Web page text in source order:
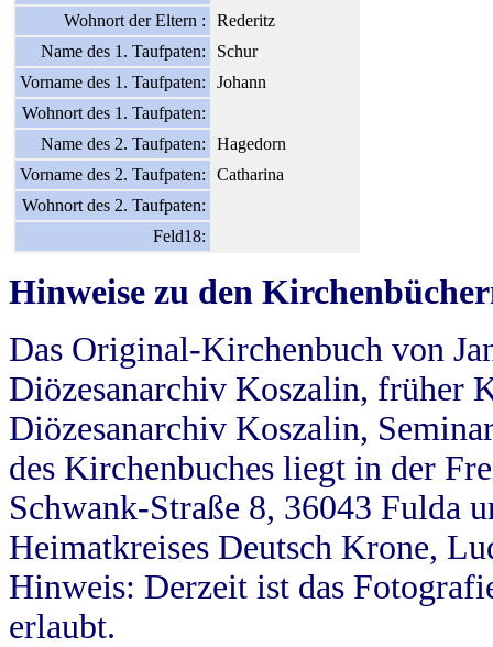
Wohnort der Eltern :
Rederitz
Name des 1. Taufpaten:
Schur
Vorname des 1. Taufpaten:
Johann
Wohnort des 1. Taufpaten:
Name des 2. Taufpaten:
Hagedorn
Vorname des 2. Taufpaten:
Catharina
Wohnort des 2. Taufpaten:
Feld18:
Hinweise zu den
Das Original-Kirchenbuch von
Diözesanarchiv Koszalin, früher
Diözesanarchiv Koszalin,
des Kirchenbuches liegt in der
Schwank-Straße 8, 36043 Fulda
Heimatkreises Deutsch Krone,
Hinweis: Derzeit ist das
erlaubt.